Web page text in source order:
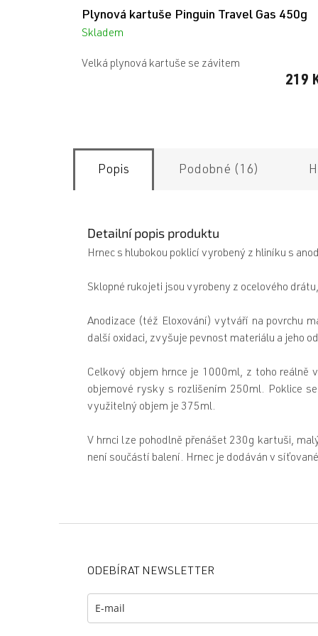
Plynová kartuše Pinguin Travel Gas 450g
Skladem
219
Velká plynová kartuše se závitem
Popis Podobné (16)
Detailní popis produktu
Hrnec s hlubokou poklicí vyrobený z hliníku s
Sklopné rukojeti jsou vyrobeny z ocelového
Anodizace (též Eloxování) vytváří na povrchu
další oxidaci, zvyšuje pevnost materiálu a jeho
Celkový objem hrnce je 1000ml, z toho
objemové rysky s rozlišením 250ml. Poklice
využitelný objem je 375ml.
V hrnci lze pohodlně přenášet 230g kartuši,
není součástí balení. Hrnec je dodáván v
ODEBÍRAT NEWSLETTER